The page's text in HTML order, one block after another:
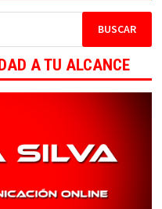
A TU ALCANCE